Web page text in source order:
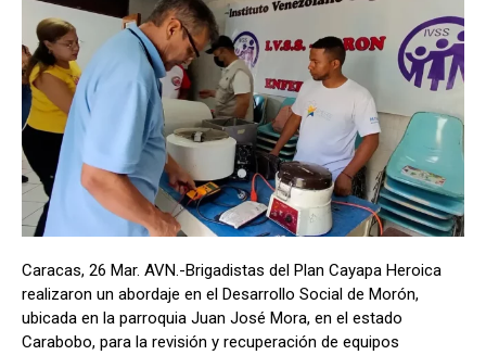
Caracas, 26 Mar. AVN.-Brigadistas del Plan Cayapa Heroica
realizaron un abordaje en el Desarrollo Social de Morón,
ubicada en la parroquia Juan José Mora, en el estado
Carabobo, para la revisión y recuperación de equipos